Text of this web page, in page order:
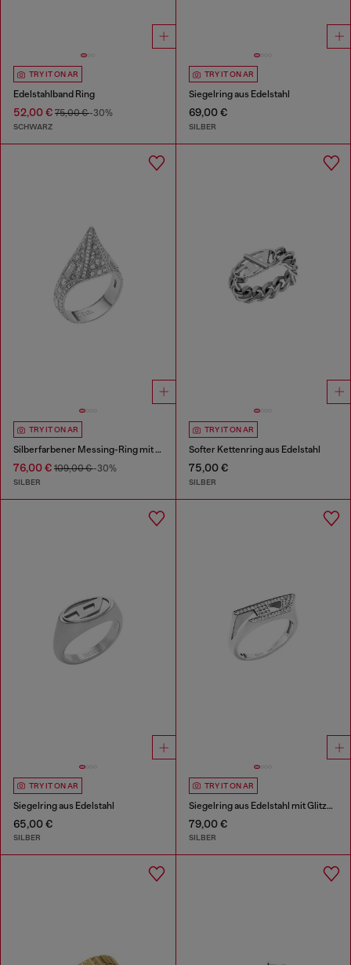
TRY IT ON AR
Edelstahlband Ring
52,00 € 75,00 €-30%
SCHWARZ
TRY IT ON AR
Siegelring aus Edelstahl
69,00 €
SILBER
TRY IT ON AR
Silberfarbener Messing-Ring mit Bandoptik
76,00 € 109,00 €-30%
SILBER
TRY IT ON AR
Softer Kettenring aus Edelstahl
75,00 €
SILBER
TRY IT ON AR
Siegelring aus Edelstahl
65,00 €
SILBER
TRY IT ON AR
Siegelring aus Edelstahl mit Glitzereffekt
79,00 €
SILBER